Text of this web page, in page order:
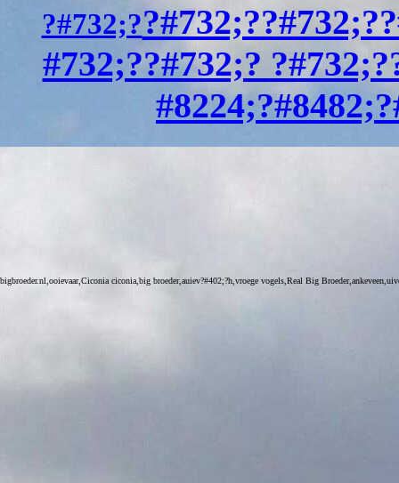
?#732;?
#732;??#732;?
bigbroeder.nl,ooievaar,Ciconia ciconia,big broeder,auiev?#402;?h,vroege vogels,Real Big